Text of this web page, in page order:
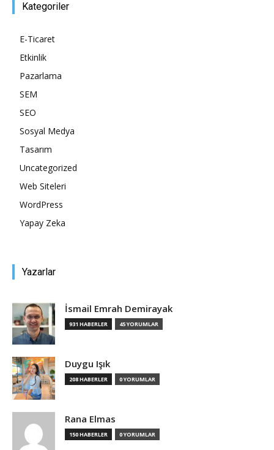
Kategoriler
E-Ticaret
Etkinlik
Pazarlama
SEM
SEO
Sosyal Medya
Tasarım
Uncategorized
Web Siteleri
WordPress
Yapay Zeka
Yazarlar
İsmail Emrah Demirayak
931 HABERLER 45 YORUMLAR
Duygu Işık
208 HABERLER 0 YORUMLAR
Rana Elmas
150 HABERLER 0 YORUMLAR